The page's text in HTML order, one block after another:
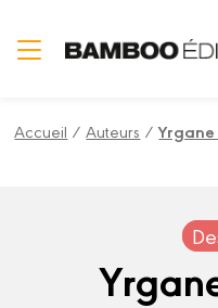
Accueil /Auteurs /Yrgane